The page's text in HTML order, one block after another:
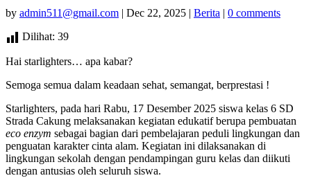
by admin511@gmail.com | Dec 22, 2025 | Berita | 0 comments
Dilihat: 39
Hai starlighters… apa kabar?
Semoga semua dalam keadaan sehat, semangat, berprestasi !
Starlighters, pada hari Rabu, 17 Desember 2025 siswa kelas 6 SD
Strada Cakung melaksanakan kegiatan edukatif berupa pembuatan
eco enzym sebagai bagian dari pembelajaran peduli lingkungan dan
penguatan karakter cinta alam. Kegiatan ini dilaksanakan di
lingkungan sekolah dengan pendampingan guru kelas dan diikuti
dengan antusias oleh seluruh siswa.